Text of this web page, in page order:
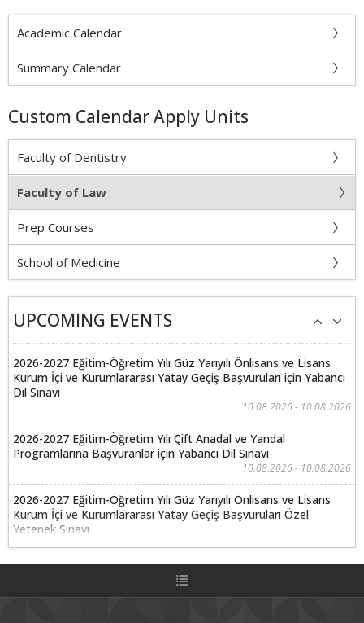
Academic Calendar
Summary Calendar
Custom Calendar Apply Units
Faculty of Dentistry
Faculty of Law
Prep Courses
School of Medicine
UPCOMING EVENTS
2026-2027 Eğitim-Öğretim Yılı Güz Yarıyılı Önlisans ve Lisans
Dil Sınavı
10.08.2026 - 10.08.2026
2026-2027 Eğitim-Öğretim Yılı Çift Anadal ve Yandal
Programlarına Başvuranlar için Yabancı Dil Sınavı
10.08.2026 - 10.08.2026
2026-2027 Eğitim-Öğretim Yılı Güz Yarıyılı Önlisans ve Lisans
Kurum İçi ve Kurumlararası Yatay Geçiş Başvuruları Özel
Yetenek Sınavı
11.08.2026 - 11.08.2026
2026-2027 Eğitim-Öğretim Yılı Çift Anadal ve Yandal
Programlarına Başvuranlar için Özel Yetenek Sınavları
11.08.2026 - 11.08.2026